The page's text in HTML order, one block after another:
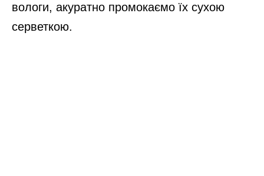
вологи, акуратно промокаємо їх сухою
серветкою.